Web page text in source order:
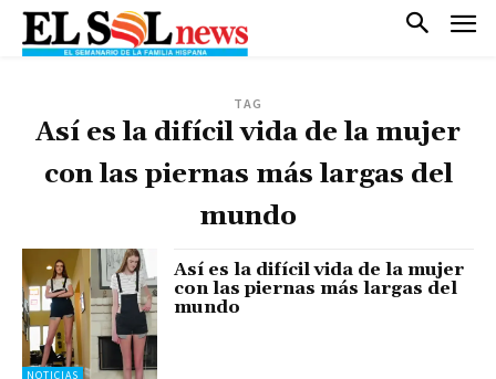
TAG
Así es la difícil vida de la mujer
con las piernas más largas del
mundo
NOTICIAS
Así es la difícil vida de la mujer
con las piernas más largas del
mundo